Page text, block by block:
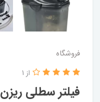
فروشگاه
فیلتر سطلی ریزن CY20
از 1